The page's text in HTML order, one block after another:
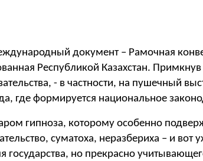
документ – Рамочная
Республикой Казахстан. Примкнув
- в частности, на пушечный
где формируется национальное
гипноза, которому особенно
суматоха, неразбериха – и вот
государства, но прекрасно